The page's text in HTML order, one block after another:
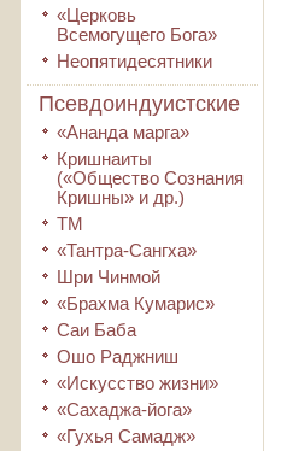
«Церковь
Всемогущего Бога»
Неопятидесятники
Псевдоиндуистские
«Ананда марга»
Кришнаиты
(«Общество Сознания
Кришны» и др.)
ТМ
«Тантра-Сангха»
Шри Чинмой
«Брахма Кумарис»
Саи Баба
Ошо Раджниш
«Искусство жизни»
«Сахаджа-йога»
«Гухья Самадж»